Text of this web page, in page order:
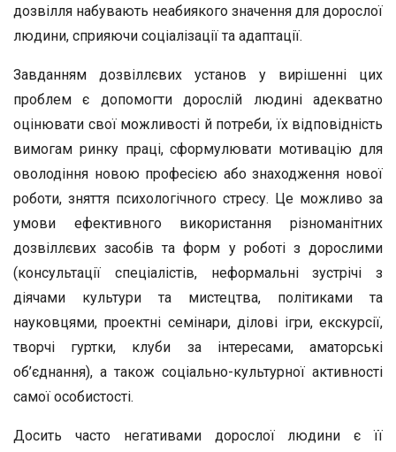
дозвілля набувають неабиякого значення для дорослої
людини, сприяючи соціалізації та адаптації.
Завданням дозвіллєвих установ у вирішенні цих
проблем є допомогти дорослій людині адекватно
оцінювати свої можливості й потреби, їх відповідність
вимогам ринку праці, сформулювати мотивацію для
оволодіння новою професією або знаходження нової
роботи, зняття психологічного стресу. Це можливо за
умови ефективного використання різноманітних
дозвіллєвих засобів та форм у роботі з дорослими
(консультації спеціалістів, неформальні зустрічі з
діячами культури та мистецтва, політиками та
науковцями, проектні семінари, ділові ігри, екскурсії,
творчі гуртки, клуби за інтересами, аматорські
об’єднання), а також соціально-культурної активності
самої особистості.
Досить часто негативами дорослої людини є її